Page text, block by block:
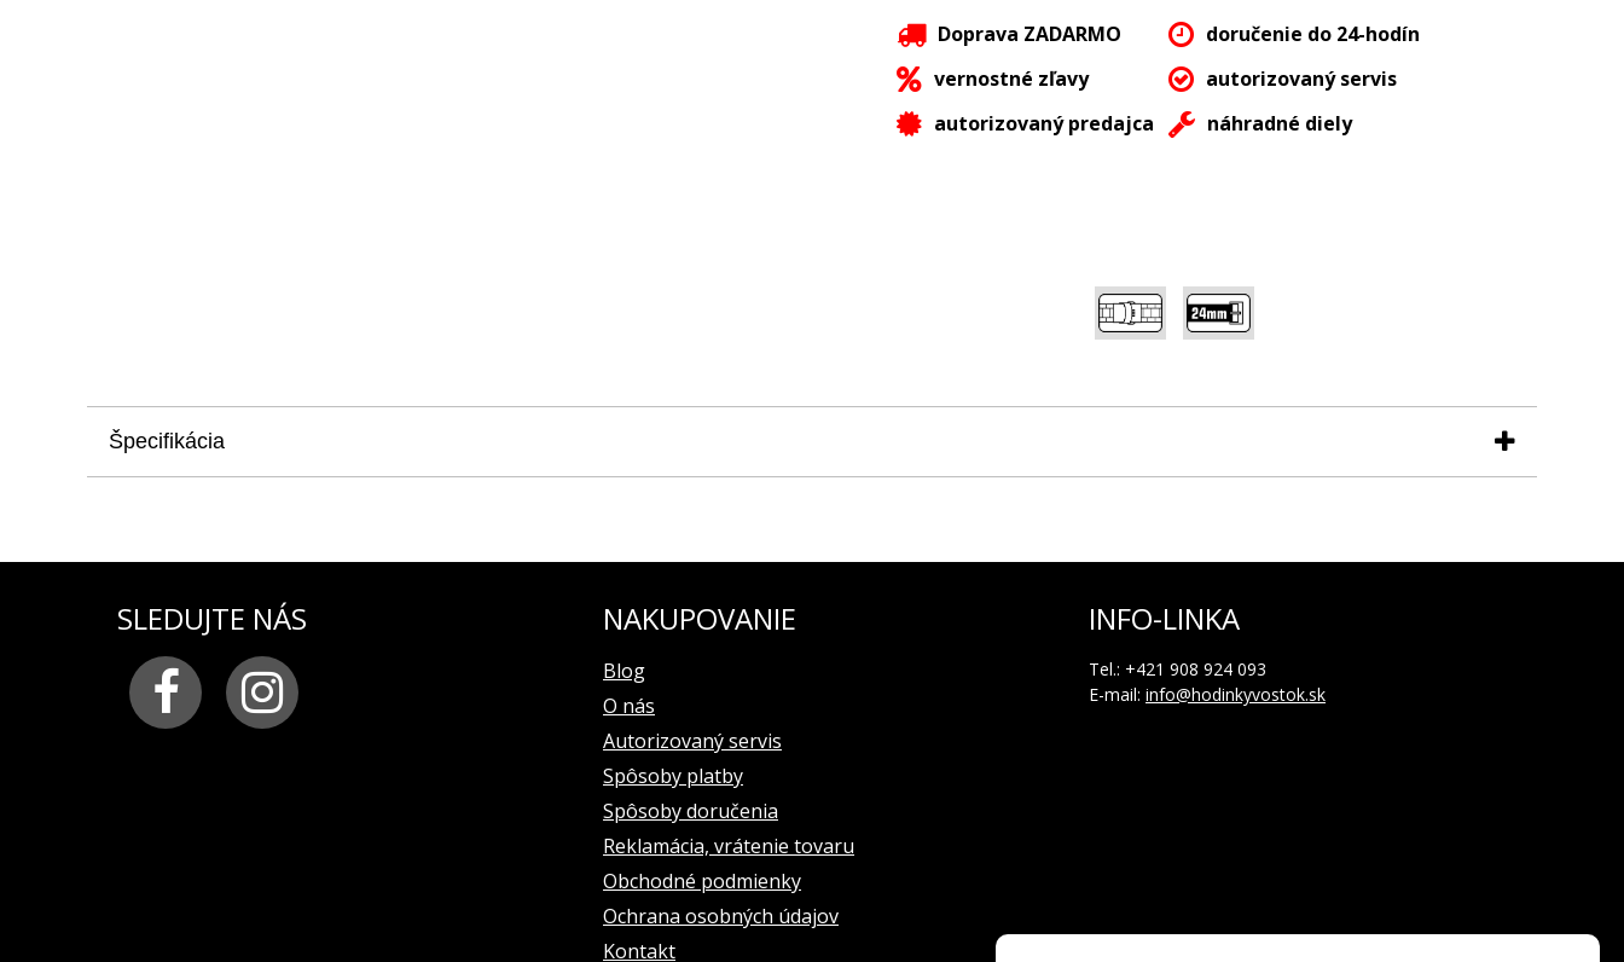
Doprava ZADARMO
doručenie do 24-hodín
vernostné zľavy
autorizovaný servis
autorizovaný predajca
náhradné diely
Špecifikácia
farba:strieborná
SLEDUJTE NÁS NAKUPOVANIE
Blog
O nás
Autorizovaný servis
Spôsoby platby
Spôsoby doručenia
Reklamácia, vrátenie tovaru
Obchodné podmienky
Ochrana osobných údajov
Kontakt
INFO-LINKA
Tel.: +421 908 924 093
E-mail: info@hodinkyvostok.sk